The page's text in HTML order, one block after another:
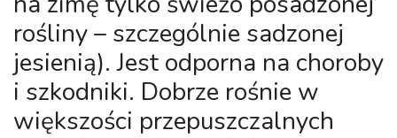
rośliny – szczególnie sadzonej
jesienią). Jest odporna na choroby
i szkodniki. Dobrze rośnie w
większości przepuszczalnych